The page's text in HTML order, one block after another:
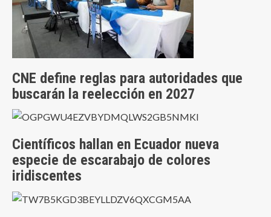
CNE define reglas para autoridades que
buscarán la reelección en 2027
Científicos hallan en Ecuador nueva
especie de escarabajo de colores
iridiscentes